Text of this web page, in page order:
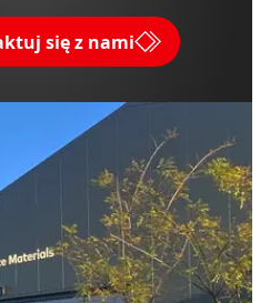
się z nami